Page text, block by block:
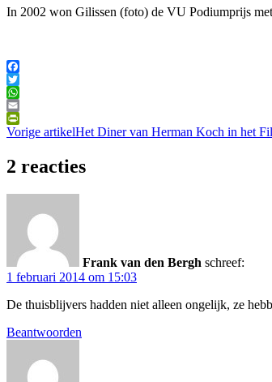
In 2002 won Gilissen (foto) de VU Podiumprijs
Facebook
Twitter
WhatsApp
Email
PrintFriendly
Vorige artikelHet Diner van Herman Koch in het
2 reacties
Frank van den Bergh schreef:
1 februari 2014 om 15:03
De thuisblijvers hadden niet alleen ongelijk, ze
Beantwoorden